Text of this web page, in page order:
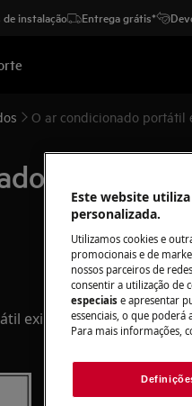
de instalação Entrega grátis*
O ar condicionado portátil
portátil
exibe o código E4
Este website
personalizada.
Utilizamos cookies e
promocionais e de
nossos parceiros de
consentir a utilização de
especiais e apresentar
essenciais, o que poderá
Para mais informações,